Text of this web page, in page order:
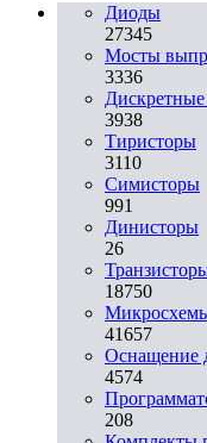
Диоды
27345
Мосты
3336
3938
Тиристоры
3110
Симисторы
991
Динисторы
26
18750
41657
Оснащение
4574
208